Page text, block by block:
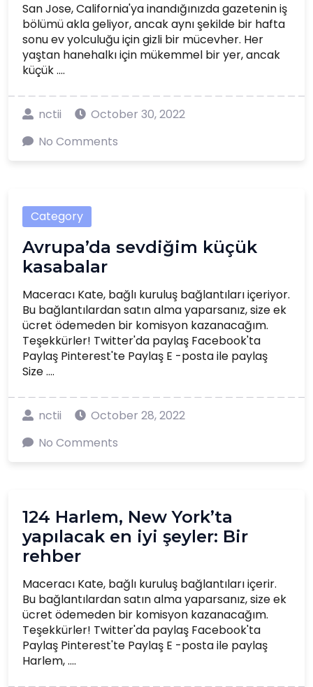
San Jose, California'ya inandığınızda gazetenin iş
bölümü akla geliyor, ancak aynı şekilde bir hafta
sonu ev yolculuğu için gizli bir mücevher. Her
yaştan hanehalkı için mükemmel bir yer, ancak
küçük ....
nctii
October 30, 2022
No Comments
Category
Avrupa’da sevdiğim küçük
kasabalar
Maceracı Kate, bağlı kuruluş bağlantıları içeriyor.
Bu bağlantılardan satın alma yaparsanız, size ek
ücret ödemeden bir komisyon kazanacağım.
Teşekkürler! Twitter'da paylaş Facebook'ta
Paylaş Pinterest'te Paylaş E -posta ile paylaş
Size ....
nctii
October 28, 2022
No Comments
124 Harlem, New York’ta
yapılacak en iyi şeyler: Bir
rehber
Maceracı Kate, bağlı kuruluş bağlantıları içerir.
Bu bağlantılardan satın alma yaparsanız, size ek
ücret ödemeden bir komisyon kazanacağım.
Teşekkürler! Twitter'da paylaş Facebook'ta
Paylaş Pinterest'te Paylaş E -posta ile paylaş
Harlem, ....